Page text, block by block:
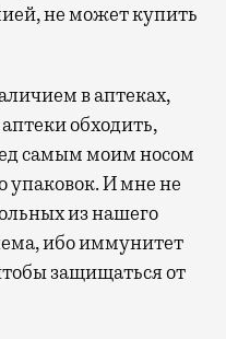
не может купить
в аптеках,
обходить,
самым моим носом
И мне не
из нашего
ибо иммунитет
защищаться от